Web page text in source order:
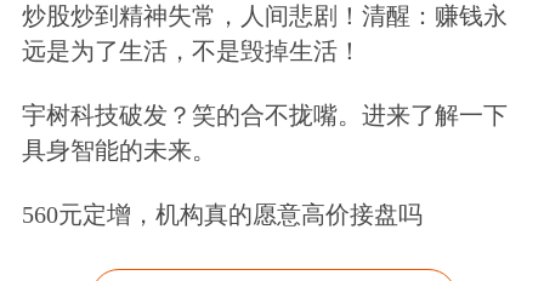
具体来看，由于居住及相关生活用品消
之一，居民住房需求的改善将推动家
同时，有必要以财政政策解决居民消费
炒股炒到精神失常，人间悲剧！清醒：赚钱永
远是为了生活，不是毁掉生活！
宇树科技破发？笑的合不拢嘴。进来了解一下
具身智能的未来。
560元定增，机构真的愿意高价接盘吗